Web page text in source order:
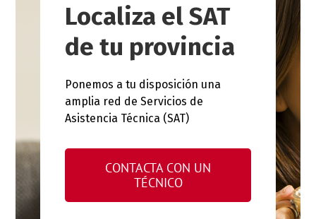
Localiza el SAT
de tu provincia
Ponemos a tu disposición una
amplia red de Servicios de
Asistencia Técnica (SAT)
CONTACTA CON UN
TÉCNICO